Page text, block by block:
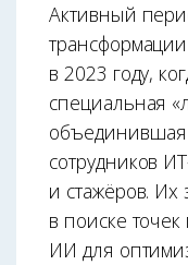
Активный
в 2023 году,
специальная
объединившая
сотрудников
и стажёров. Их
в поиске
ИИ для